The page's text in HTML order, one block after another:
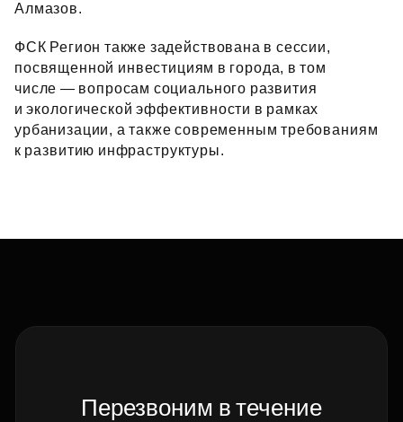
Алмазов.
ФСК Регион также задействована в сессии,
посвященной инвестициям в города, в том
числе — вопросам социального развития
и экологической эффективности в рамках
урбанизации, а также современным требованиям
к развитию инфраструктуры.
Перезвоним в течение